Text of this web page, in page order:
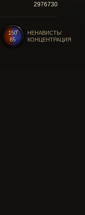
2976730
150
85
НЕНАВИСТЬ/
КОНЦЕНТРАЦИЯ